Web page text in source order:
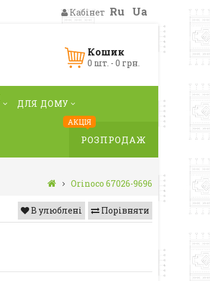
Кабінет Ru Ua
Кошик
0 шт. - 0 грн.
ДЛЯ ДОМУ
АКЦІЯ
РОЗПРОДАЖ
Orinoco 67026-9696
Порівняти
В улюблені